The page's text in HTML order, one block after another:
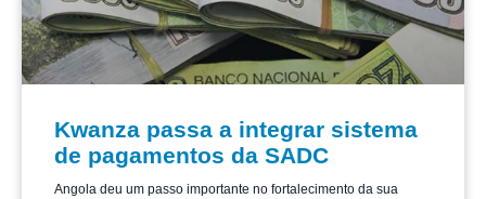
Kwanza passa a integrar sistema
de pagamentos da SADC
Angola deu um passo importante no fortalecimento da sua